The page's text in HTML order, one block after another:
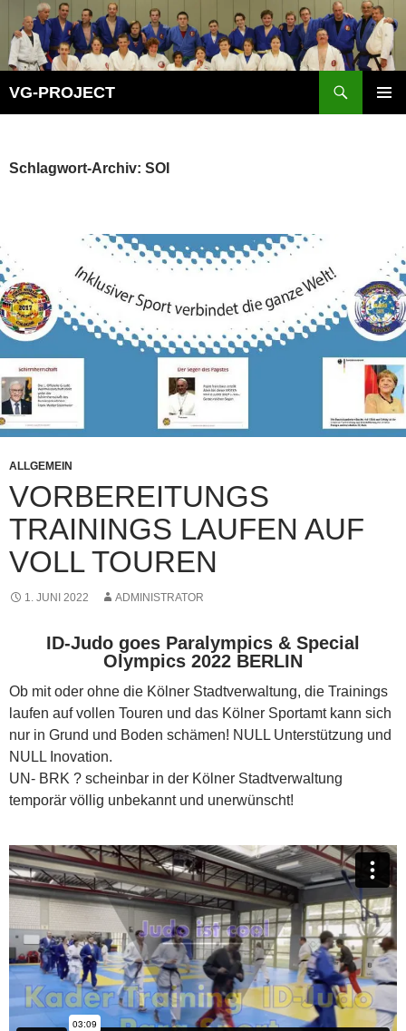
Inhalt
springen
VG-PROJECT
Schlagwort-Archiv: SOI
ALLGEMEIN
VORBEREITUNGS
TRAININGS LAUFEN AUF
VOLL TOUREN
1. JUNI 2022 ADMINISTRATOR
ID-Judo goes Paralympics & Special
Olympics 2022 BERLIN
Ob mit oder ohne die Kölner Stadtverwaltung, die Trainings
laufen auf vollen Touren und das Kölner Sportamt kann sich
nur in Grund und Boden schämen! NULL Unterstützung und
NULL Inovation.
UN- BRK ? scheinbar in der Kölner Stadtverwaltung
temporär völlig unbekannt und unerwünscht!